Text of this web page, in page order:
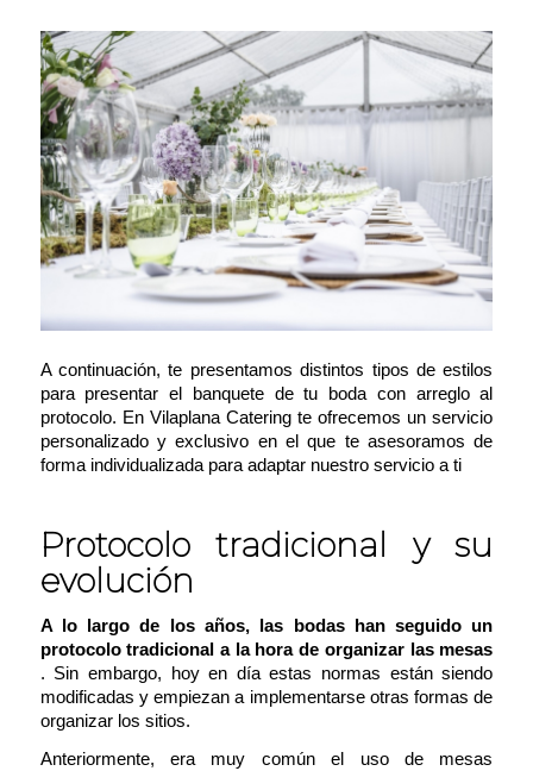
A continuación, te presentamos distintos tipos de estilos
para presentar el banquete de tu boda con arreglo al
protocolo. En Vilaplana Catering te ofrecemos un servicio
personalizado y exclusivo en el que te asesoramos de
forma individualizada para adaptar nuestro servicio a ti
Protocolo tradicional y su
evolución
A lo largo de los años, las bodas han seguido un
protocolo tradicional a la hora de organizar las mesas
. Sin embargo, hoy en día estas normas están siendo
modificadas y empiezan a implementarse otras formas de
organizar los sitios.
Anteriormente, era muy común el uso de mesas